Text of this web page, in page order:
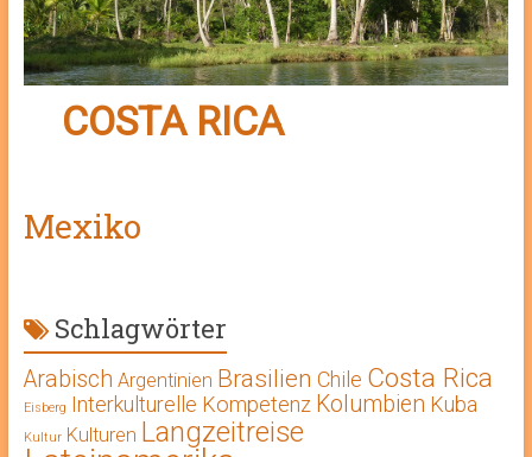
COSTA RICA
Mexiko
Schlagwörter
Arabisch Argentinien Brasilien Chile Costa Rica
Eisberg Interkulturelle Kompetenz Kolumbien Kuba
Kultur Kulturen Langzeitreise